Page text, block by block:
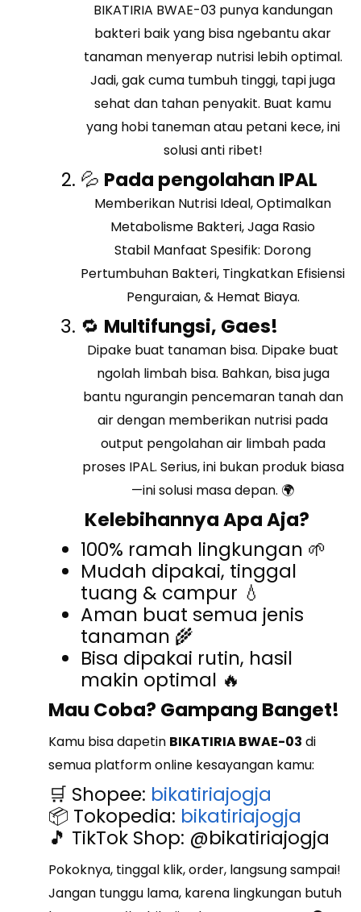
BIKATIRIA BWAE-03 punya kandungan
bakteri baik yang bisa ngebantu akar
tanaman menyerap nutrisi lebih optimal.
Jadi, gak cuma tumbuh tinggi, tapi juga
sehat dan tahan penyakit. Buat kamu
yang hobi taneman atau petani kece, ini
solusi anti ribet!
💦 Pada pengolahan IPAL
Memberikan Nutrisi Ideal, Optimalkan
Metabolisme Bakteri, Jaga Rasio
Stabil Manfaat Spesifik: Dorong
Pertumbuhan Bakteri, Tingkatkan Efisiensi
Penguraian, & Hemat Biaya.
🔁 Multifungsi, Gaes!
Dipake buat tanaman bisa. Dipake buat
ngolah limbah bisa. Bahkan, bisa juga
bantu ngurangin pencemaran tanah dan
air dengan memberikan nutrisi pada
output pengolahan air limbah pada
proses IPAL. Serius, ini bukan produk biasa
—ini solusi masa depan. 🌍
Kelebihannya Apa Aja?
100% ramah lingkungan 🌱
Mudah dipakai, tinggal
tuang & campur 💧
Aman buat semua jenis
tanaman 🌾
Bisa dipakai rutin, hasil
makin optimal 🔥
Mau Coba? Gampang Banget!
Kamu bisa dapetin BIKATIRIA BWAE-03 di
semua platform online kesayangan kamu:
🛒 Shopee: bikatiriajogja
📦 Tokopedia: bikatiriajogja
🎵 TikTok Shop: @bikatiriajogja
Pokoknya, tinggal klik, order, langsung sampai!
Jangan tunggu lama, karena lingkungan butuh